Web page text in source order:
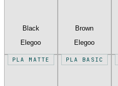
Black
Elegoo
Brown
Elegoo
PLA MATTE PLA BASIC